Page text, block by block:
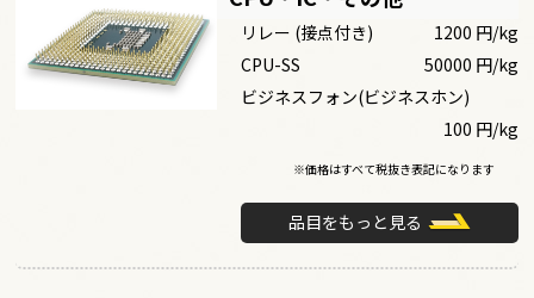
リレー (接点付き)
1200 円/kg
CPU-SS
50000 円/kg
ビジネスフォン(ビジネスホン)
100 円/kg
※価格はすべて税抜き表記になります
品目をもっと見る